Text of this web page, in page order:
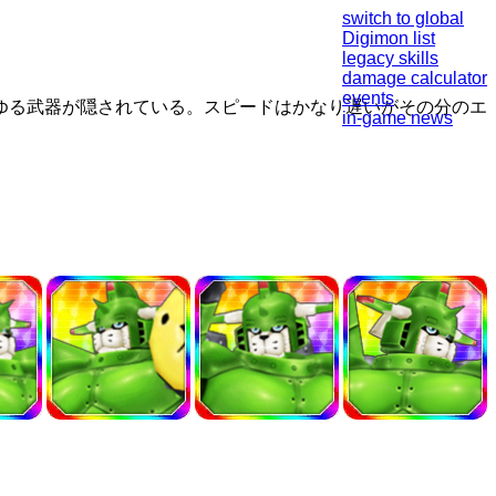
switch to global
Digimon list
legacy skills
damage calculator
events
in-game news
武器が隠されている。スピードはかなり遅いがその分のエ